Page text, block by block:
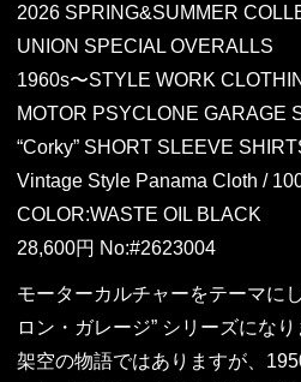
2026 SPRING&SUMMER
UNION SPECIAL OVERALLS
1960s〜STYLE WORK
MOTOR PSYCLONE GARAGE
“Corky” SHORT SLEEVE
Vintage Style Panama Cloth /
COLOR:WASTE OIL BLACK
28,600円 No:#2623004
モーターカルチャーをテーマに
ロン・ガレージ” シリーズになり
架空の物語ではありますが、